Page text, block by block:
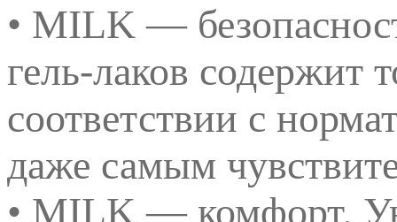
• MILK —
гель-лаков содержит
соответствии с
даже самым
• MILK — комфорт.